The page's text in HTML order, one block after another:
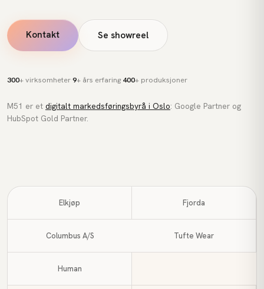
Kontakt Se showreel
300+ virksomheter·9+ års erfaring·400+ produksjoner
M51 er et digitalt markedsføringsbyrå i Oslo: Google Partner og
HubSpot Gold Partner.
Elkjøp Fjorda
Columbus A/S Tufte Wear
Human